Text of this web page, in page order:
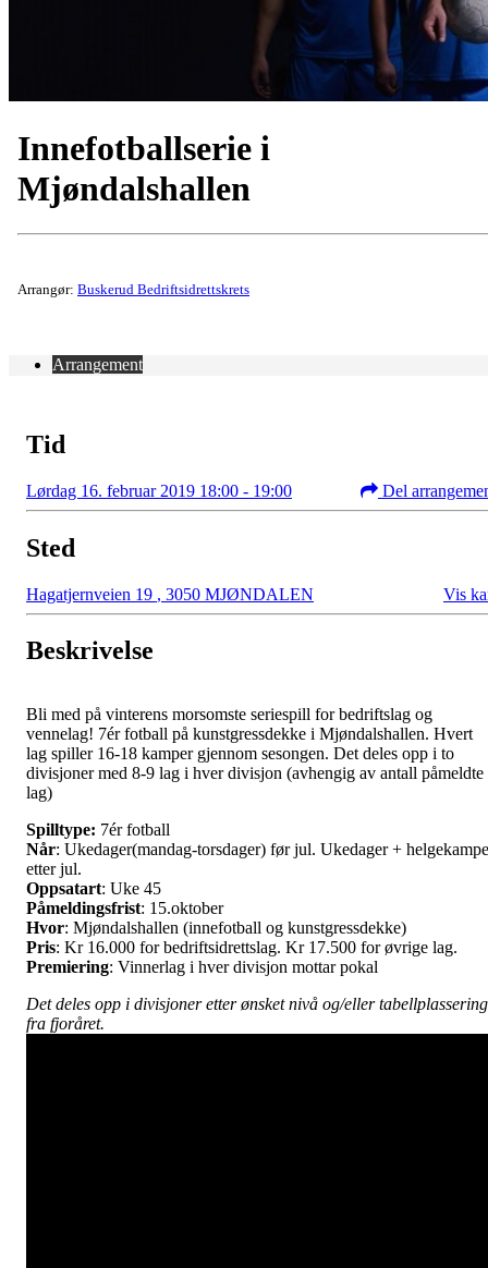
Innefotballserie i
Mjøndalshallen
Arrangør: Buskerud Bedriftsidrettskrets
Arrangement
Tid
Lørdag 16. februar 2019 18:00 - 19:00 Del
Sted
Hagatjernveien 19 , 3050 MJØNDALEN Vis
Beskrivelse
Bli med på vinterens morsomste seriespill for bedriftslag og
vennelag! 7ér fotball på kunstgressdekke i Mjøndalshallen. Hvert
lag spiller 16-18 kamper gjennom sesongen. Det deles opp i to
divisjoner med 8-9 lag i hver divisjon (avhengig av antall påmeldte
lag)
Spilltype: 7ér fotball
Når: Ukedager(mandag-torsdager) før jul. Ukedager +
etter jul.
Oppsatart: Uke 45
Påmeldingsfrist: 15.oktober
Hvor: Mjøndalshallen (innefotball og kunstgressdekke)
Pris: Kr 16.000 for bedriftsidrettslag. Kr 17.500 for øvrige lag.
Premiering: Vinnerlag i hver divisjon mottar pokal
Det deles opp i divisjoner etter ønsket nivå og/eller tabellplassering
fra fjoråret.